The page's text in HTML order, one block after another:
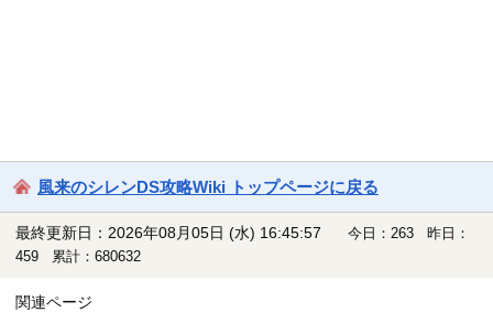
風来のシレンDS攻略Wiki トップページに戻る
最終更新日：2026年08月05日 (水) 16:45:57
今日：263 昨日：
459 累計：680632
関連ページ